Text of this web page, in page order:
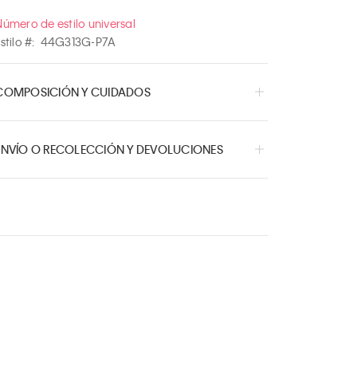
de estilo universal
#: 44G313G-P7A
Y CUIDADOS
O RECOLECCIÓN Y DEVOLUCIONES